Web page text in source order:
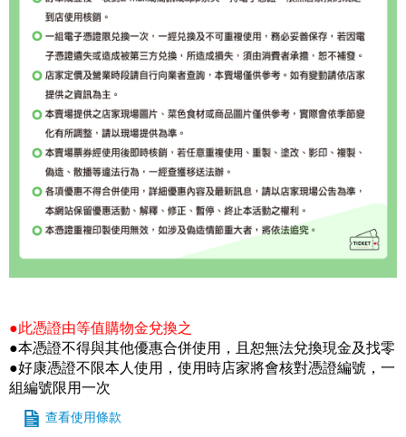
●此憑證由等值購物金兌換之
●本憑證不得與其他優惠合併使用，且恕無法兌換現金及找零
●好康憑證不限本人使用，使用時店家將會核對憑證編號，一
組編號限用一次
查看使用條款